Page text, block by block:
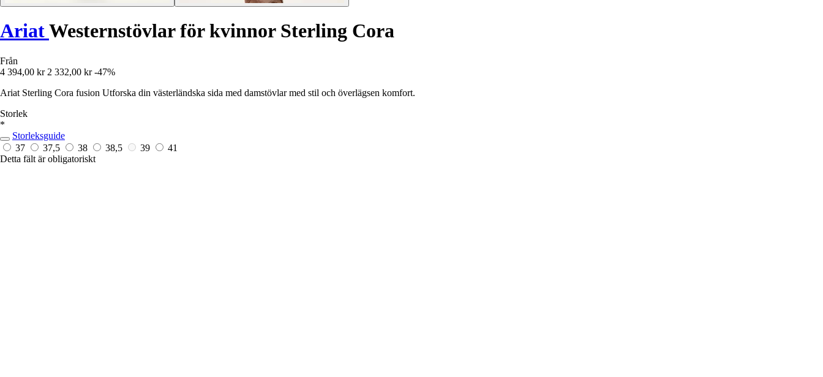
AriatWesternstövlar för kvinnor Sterling Cora
Från
4 394,00 kr 2 332,00 kr -47%
Ariat Sterling Cora fusion Utforska din västerländska sida med damstövlar med stil och överlägsen komfort.
Storlek
*
Storleksguide
37
37,5 38 38,5 39
41
Detta fält är obligatoriskt